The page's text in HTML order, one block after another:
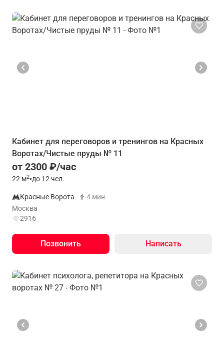
Кабинет для переговоров и тренингов на Кpaсных
Bоротaх/Чистые пруды № 11
от 2300 ₽/час
22 м2•до 12 чел.
Красные Ворота
4 мин
Москва
2916
Позвонить Написать